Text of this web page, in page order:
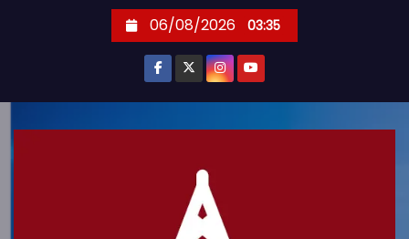
06/08/2026 03:35